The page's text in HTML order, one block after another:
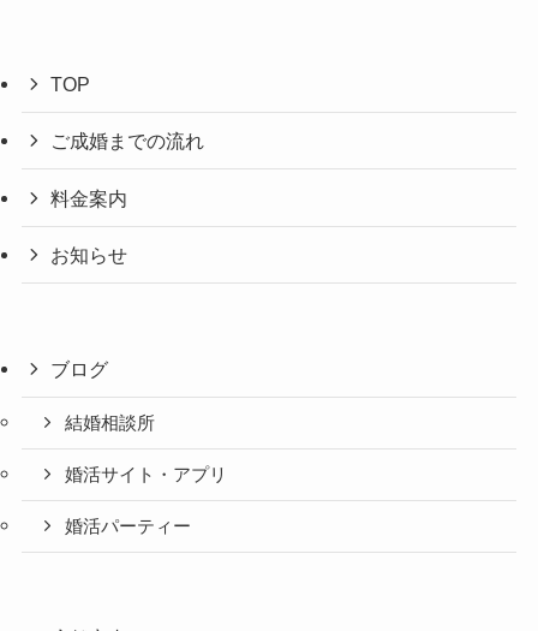
TOP
ご成婚までの流れ
料金案内
お知らせ
ブログ
結婚相談所
婚活サイト・アプリ
婚活パーティー